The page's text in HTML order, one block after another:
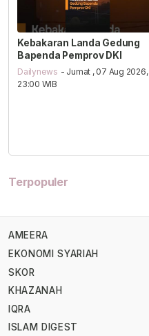
Kebakaran Landa Gedung
Bapenda Pemprov DKI
Dailynews - Jumat , 07 Aug 2026,
23:00 WIB
Terpopuler
AMEERA
EKONOMI SYARIAH
SKOR
KHAZANAH
IQRA
ISLAM DIGEST